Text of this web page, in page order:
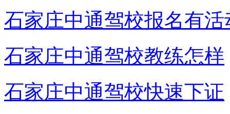
石家庄中通驾校报名有活
石家庄中通驾校教练怎样
石家庄中通驾校快速下证